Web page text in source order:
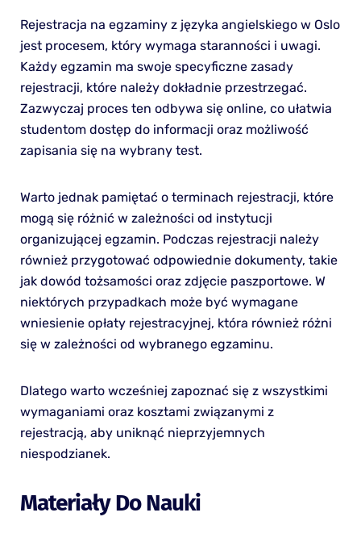
Rejestracja na egzaminy z języka angielskiego w Oslo
jest procesem, który wymaga staranności i uwagi.
Każdy egzamin ma swoje specyficzne zasady
rejestracji, które należy dokładnie przestrzegać.
Zazwyczaj proces ten odbywa się online, co ułatwia
studentom dostęp do informacji oraz możliwość
zapisania się na wybrany test.
Warto jednak pamiętać o terminach rejestracji, które
mogą się różnić w zależności od instytucji
organizującej egzamin. Podczas rejestracji należy
również przygotować odpowiednie dokumenty, takie
jak dowód tożsamości oraz zdjęcie paszportowe. W
niektórych przypadkach może być wymagane
wniesienie opłaty rejestracyjnej, która również różni
się w zależności od wybranego egzaminu.
Dlatego warto wcześniej zapoznać się z wszystkimi
wymaganiami oraz kosztami związanymi z
rejestracją, aby uniknąć nieprzyjemnych
niespodzianek.
Materiały Do Nauki